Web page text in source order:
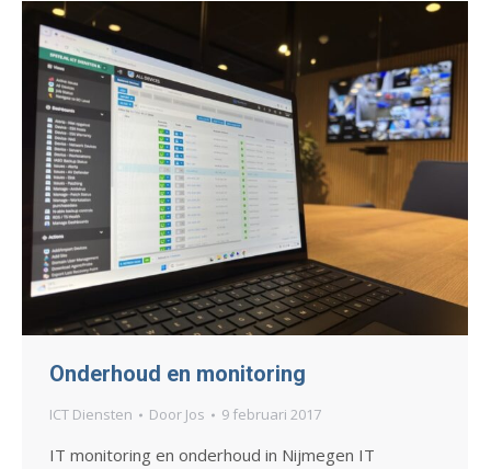
Onderhoud en monitoring
ICT Diensten Door Jos 9 februari 2017
IT monitoring en onderhoud in Nijmegen IT